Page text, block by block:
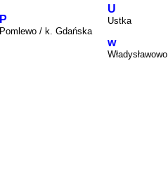
P
Pomlewo / k. Gdańska
U
Ustka
w
Władysławowo